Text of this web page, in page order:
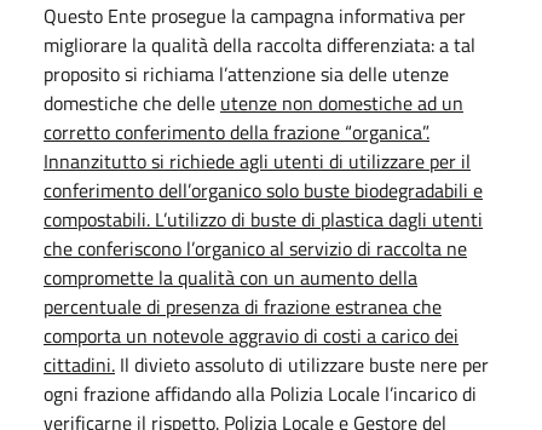
Questo Ente prosegue la campagna informativa per
migliorare la qualità della raccolta differenziata: a tal
proposito si richiama l’attenzione sia delle utenze
domestiche che delle utenze non domestiche ad un
corretto conferimento della frazione “organica”.
Innanzitutto si richiede agli utenti di utilizzare per il
conferimento dell’organico solo buste biodegradabili e
compostabili. L’utilizzo di buste di plastica dagli utenti
che conferiscono l’organico al servizio di raccolta ne
compromette la qualità con un aumento della
percentuale di presenza di frazione estranea che
comporta un notevole aggravio di costi a carico dei
cittadini. Il divieto assoluto di utilizzare buste nere per
ogni frazione affidando alla Polizia Locale l’incarico di
verificarne il rispetto. Polizia Locale e Gestore del